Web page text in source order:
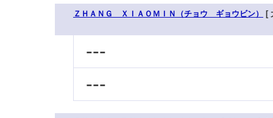
ＺＨＡＮＧ ＸＩＡＯＭＩＮ（チョウ ギョウビン） [
---
---